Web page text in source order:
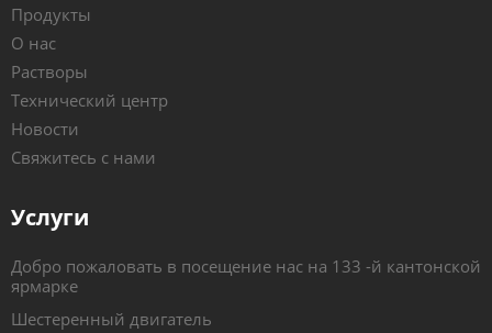
Продукты
О нас
Растворы
Технический центр
Новости
Свяжитесь с нами
Услуги
Добро пожаловать в посещение нас на 133 -й кантонской
ярмарке
Шестеренный двигатель